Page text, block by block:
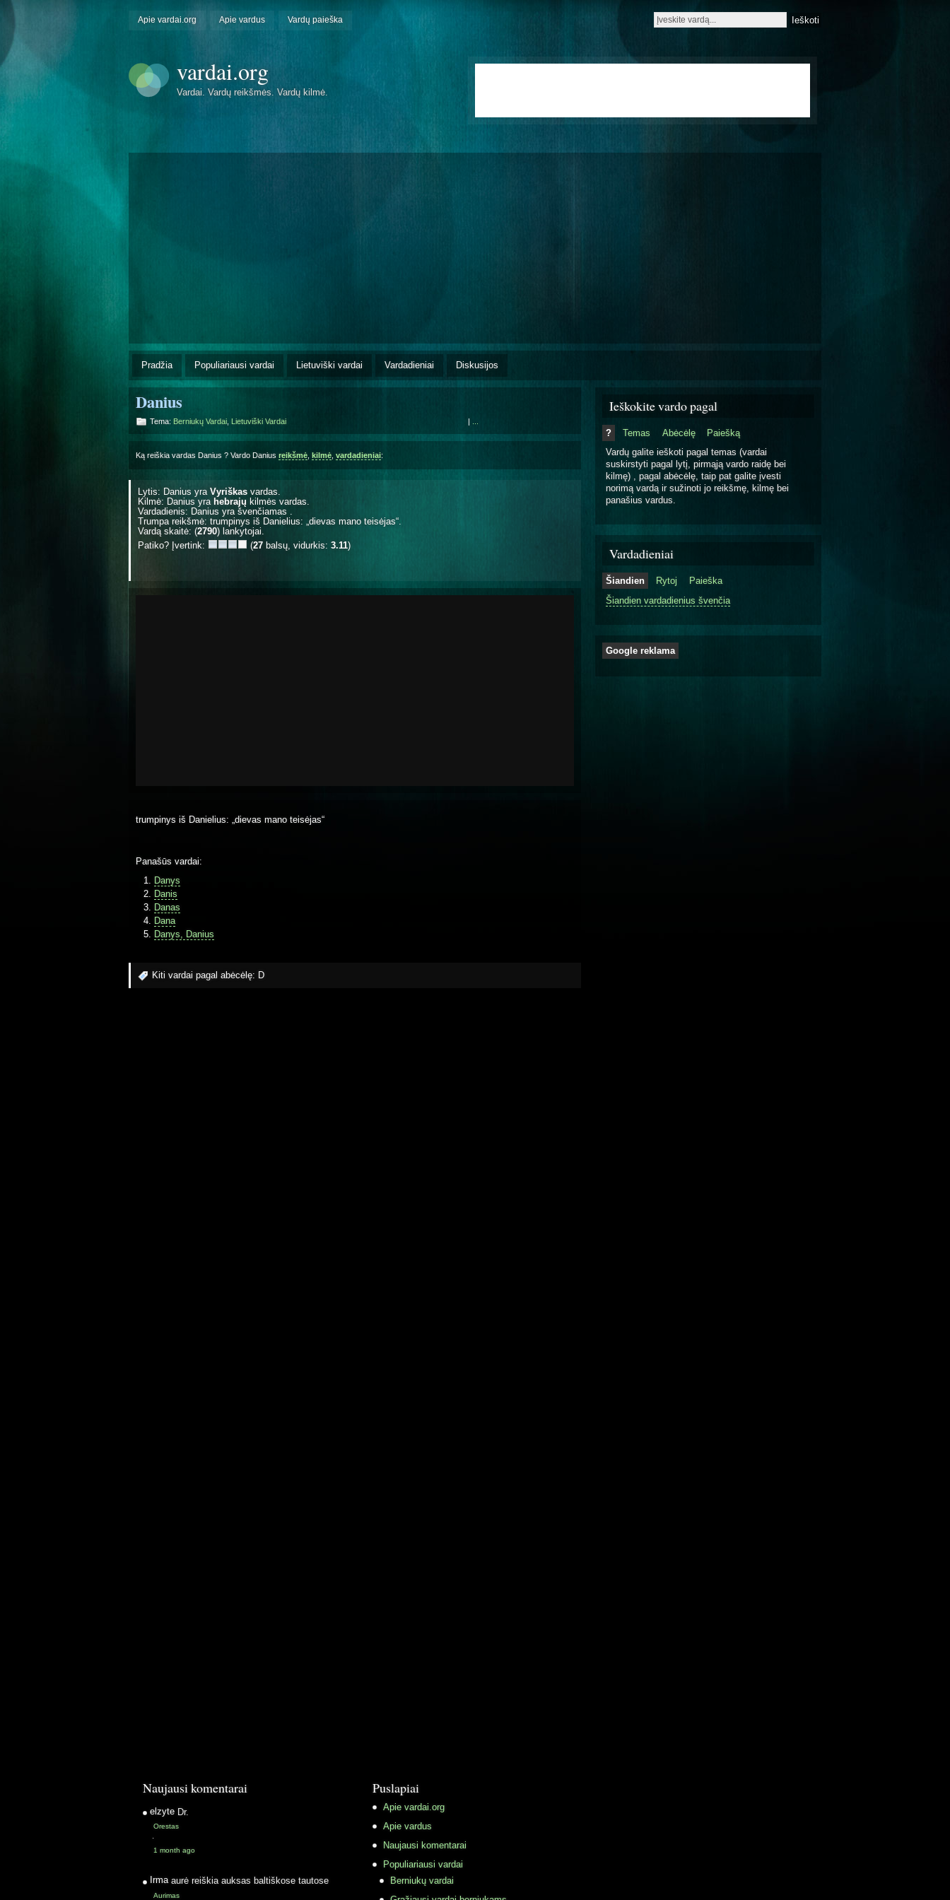
Apie vardai.org Apie vardus Vardų paieška
vardai.org
Vardai. Vardų reikšmės. Vardų kilmė.
Pradžia Populiariausi vardai Lietuviški vardai Vardadieniai Diskusijos
Danius
Tema: Berniukų Vardai Lietuviški Vardai |
Ką reiškia vardas Danius ? Vardo Danius reikšmė kilmė vardadieniai:
Lytis: Danius yra Vyriškas vardas.
Kilmė: Danius yra hebrajų kilmės vardas.
Vardadienis: Danius yra švenčiamas
Trumpa reikšmė: trumpinys iš Danielius: „dievas mano teisėjas“.
Vardą skaitė: (2790) lankytojai.
Patiko? Įvertink:
(27 balsų, vidurkis: 3.11)
trumpinys iš Danielius: „dievas mano teisėjas“
Panašūs vardai:
Danys
Danis
Danas
Dana
Danys, Danius
Kiti vardai pagal abėcėlę: D
Ieškokite vardo pagal
? Temas Abėcėlę
Paiešką
Vardų galite ieškoti pagal temas (vardai
suskirstyti pagal lytį, pirmąją vardo raidę bei
kilmę) , pagal abėcėlę, taip pat galite įvesti
norimą vardą ir sužinoti jo reikšmę, kilmę bei
panašius vardus.
Vardadieniai
Šiandien Rytoj
Paieška
Šiandien vardadienius švenčia
Google reklama
Naujausi komentarai
elzyte Dr.
Orestas
·
1 month ago
Irma aurė reiškia auksas baltiškose tautose
Aurimas
Puslapiai
Apie vardai.org
Apie vardus
Naujausi komentarai
Populiariausi vardai
Berniukų vardai